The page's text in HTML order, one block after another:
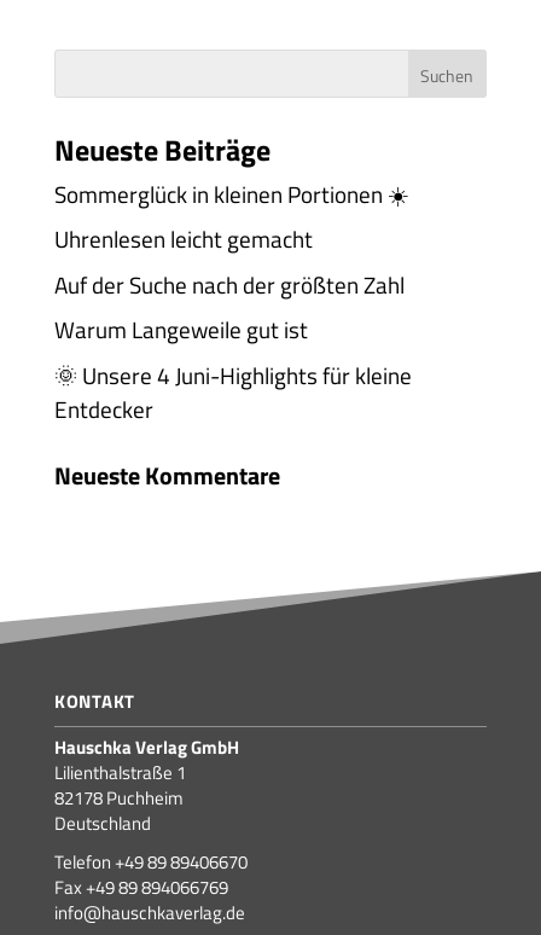
Neueste Beiträge
Sommerglück in kleinen Portionen ☀️
Uhrenlesen leicht gemacht
Auf der Suche nach der größten Zahl
Warum Langeweile gut ist
🌞 Unsere 4 Juni-Highlights für kleine
Entdecker
Neueste Kommentare
KONTAKT
Hauschka Verlag GmbH
Lilienthalstraße 1
82178 Puchheim
Deutschland
Telefon +49 89 89406670
Fax +49 89 894066769
info@hauschkaverlag.de